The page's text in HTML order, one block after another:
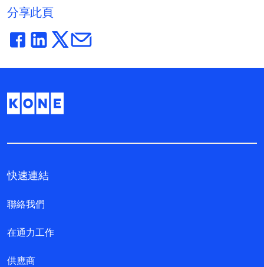
分享此頁
快速連結
聯絡我們
在通力工作
供應商